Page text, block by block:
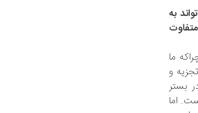
به
ما
‌و
بستر
اما